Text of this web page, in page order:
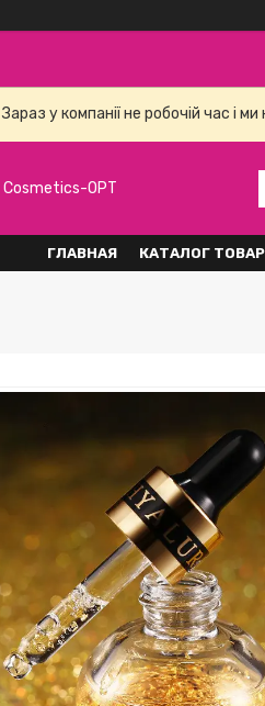
Зараз у компанії не робочій час і
Cosmetics-OPT
ГЛАВНАЯ КАТАЛОГ